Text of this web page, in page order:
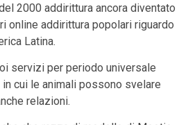
2000 addirittura ancora diventato
online addirittura popolari riguardo
Latina.
servizi per periodo universale
cui le animali possono svelare
relazioni.